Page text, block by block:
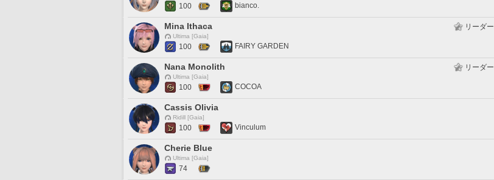
100 bianco.
Mina Ithaca
Ultima [Gaia]
100
リーダー
FAIRY GARDEN
Nana Monolith
Ultima [Gaia]
100
リーダー
COCOA
Cassis Olivia
Ridill [Gaia]
100 Vinculum
Cherie Blue
Ultima [Gaia]
74